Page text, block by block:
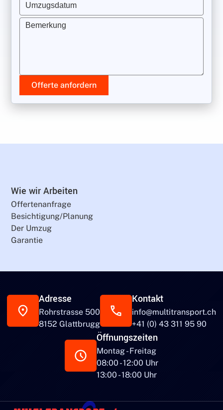
Umzugsdatum
Bemerkung
Offerte anfordern
Wie wir Arbeiten
Offertenanfrage
Besichtigung/Planung
Der Umzug
Garantie
Adresse
Rohrstrasse 500
8152 Glattbrugg
Kontakt
info@multitransport.ch
+41 (0) 43 311 95 90
Öffnungszeiten
Montag - Freitag
08:00 - 12:00 Uhr
13:00 - 18:00 Uhr